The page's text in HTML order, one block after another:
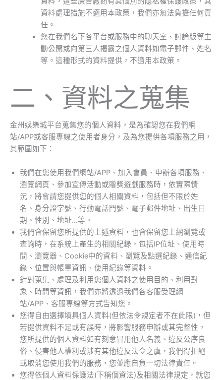
資料處理措施不適用本政策，我們亦無法負擔任何責
任。
您在我們名下各平台或服務中的聊天室、討論版等主
動公開或向第三人揭露之個人資料如電子郵件、姓名
等。這種形式的資料提供，不適用本政策。
二、資料之蒐集
金州娛樂城平台蒐集您的個人資料，是為確認您在我們網
站/APP或客服專線之使用者身分，及為您提供各項服務之用，
其範圍如下：
我們在您使用我們網站/APP、加入會員、申辦各項服務、
瀏覽網頁、參加宣傳活動或贈獎遊戲服務時，依實際情
況，將會請您提供您的個人相關資料，包括但不限於姓
名、身分證字號、行動電話門號、電子郵件地址、出生日
期、性別、地址…等。
我們會保留您所提供的上述資料，也會保留您上網瀏覽或
查詢時，在系統上產生的相關紀錄，包括IP位址、使用時
間、瀏覽器、Cookie中的資料、瀏覽及點選紀錄、通信紀
錄、位置與帳單資訊、使用紀錄等資料。
針對蒐集、處理及利用您個人資料之使用目的、利用對
象、時間等資訊，我們亦將透過我們各客服受理網
站/APP、客服專線等方式告知您。
您得自由選擇填具個人資料(但依法令規定者不在此限)，但
若提供資料不足或有誤時，將影響服務申辦或其完整性。
您所提供的個人資料如有刻意冒用他人名義、違反公序良
俗、侵害他人權利或涉有其他違反法令之虞，我們得拒絕
或取消您使用我們的服務，您並應自負一切法律責任。
您得依個人資料保護法(下稱個資法)及相關法律規定，就您